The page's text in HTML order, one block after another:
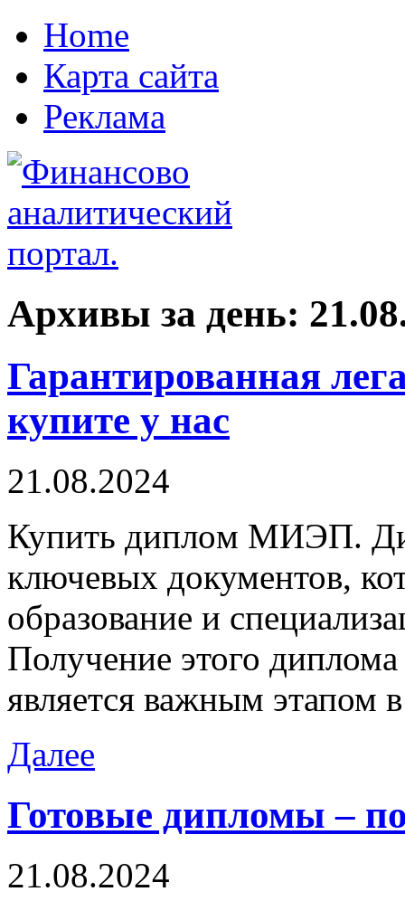
Home
Карта сайта
Реклама
Архивы за день:
Гарантированная
купите у нас
21.08.2024
Купить диплoм МИЭП.
ключевых документов,
образование и
Получение этого
является важным этапом
Далее
Готовые дипломы –
21.08.2024